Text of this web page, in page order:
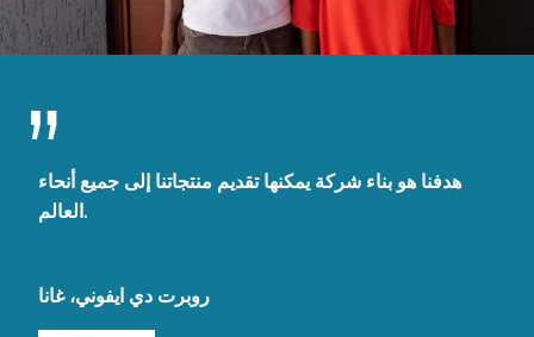
هدفنا هو بناء شركة يمكنها تقديم منتجاتنا إلى جميع أنحاء
العالم.
روبرت دي ايفوني، غانا